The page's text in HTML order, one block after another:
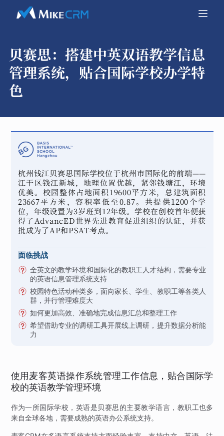
贝赛思： 搭建中英双语教学信息
管理系统，贴合国际学校办学特
色
杭州钱江贝赛思国际学校位于杭州市国际化的前端——
江干区钱江新城，地理位置优越，紧邻钱塘江，环境
优美。校园整体占地面积19600平方米，总建筑面积
23667平方米，容积率低至0.87。共提供1200个学
位，年级设置为3岁班到12年级。学校在创校首年便获
得了AdvancED世界先进教育促进组织的认证，并获
批成为了AP和PSAT考点。
面临挑战
全英文的教学环境和国际化的教职工人才结构，需要专业
的英语信息管理系统支持
校园特色活动种类多，面向家长、学生、教职工等各类人
群，并行管理难度大
如何更加高效、准确地完成信息汇总和整理工作
希望借助专业的调研工具开展线上调研，提升数据分析能
力
使用麦客英语操作系统管理工作信息，贴合国际学
校的英语教学管理环境
作为一所国际学校，英语是贝赛思的主要教学语言，教职工也多
来自全球各地，需要成熟的英语办公系统支持。